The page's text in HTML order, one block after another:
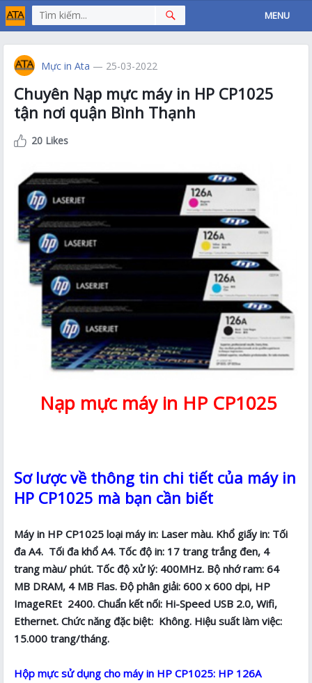
MENU
Mực in Ata — 25-03-2022
Chuyên Nạp mực máy in HP CP1025
tận nơi quận Bình Thạnh
20 Likes
Nạp mực máy in HP CP1025
Sơ lược về thông tin chi tiết của máy in
HP CP1025 mà bạn cần biết
Máy in HP CP1025 loại máy in: Laser màu. Khổ giấy in: Tối
đa A4. Tối đa khổ A4. Tốc độ in: 17 trang trắng đen, 4
trang màu/ phút. Tốc độ xử lý: 400MHz. Bộ nhớ ram: 64
MB DRAM, 4 MB Flas. Độ phân giải: 600 x 600 dpi, HP
ImageREt 2400. Chuẩn kết nối: Hi-Speed USB 2.0, Wifi,
Ethernet. Chức năng đặc biệt: Không. Hiệu suất làm việc:
15.000 trang/tháng.
Hộp mực sử dụng cho máy in HP CP1025: HP 126A